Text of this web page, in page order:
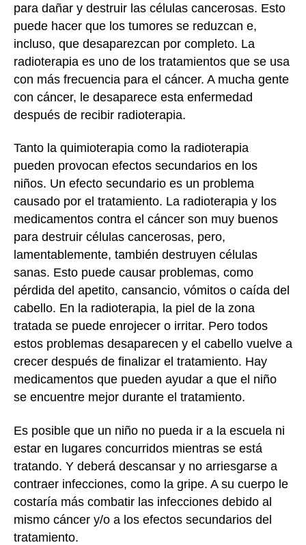
para dañar y destruir las células cancerosas. Esto
puede hacer que los tumores se reduzcan e,
incluso, que desaparezcan por completo. La
radioterapia es uno de los tratamientos que se usa
con más frecuencia para el cáncer. A mucha gente
con cáncer, le desaparece esta enfermedad
después de recibir radioterapia.
Tanto la quimioterapia como la radioterapia
pueden provocan efectos secundarios en los
niños. Un efecto secundario es un problema
causado por el tratamiento. La radioterapia y los
medicamentos contra el cáncer son muy buenos
para destruir células cancerosas, pero,
lamentablemente, también destruyen células
sanas. Esto puede causar problemas, como
pérdida del apetito, cansancio, vómitos o caída del
cabello. En la radioterapia, la piel de la zona
tratada se puede enrojecer o irritar. Pero todos
estos problemas desaparecen y el cabello vuelve a
crecer después de finalizar el tratamiento. Hay
medicamentos que pueden ayudar a que el niño
se encuentre mejor durante el tratamiento.
Es posible que un niño no pueda ir a la escuela ni
estar en lugares concurridos mientras se está
tratando. Y deberá descansar y no arriesgarse a
contraer infecciones, como la gripe. A su cuerpo le
costaría más combatir las infecciones debido al
mismo cáncer y/o a los efectos secundarios del
tratamiento.